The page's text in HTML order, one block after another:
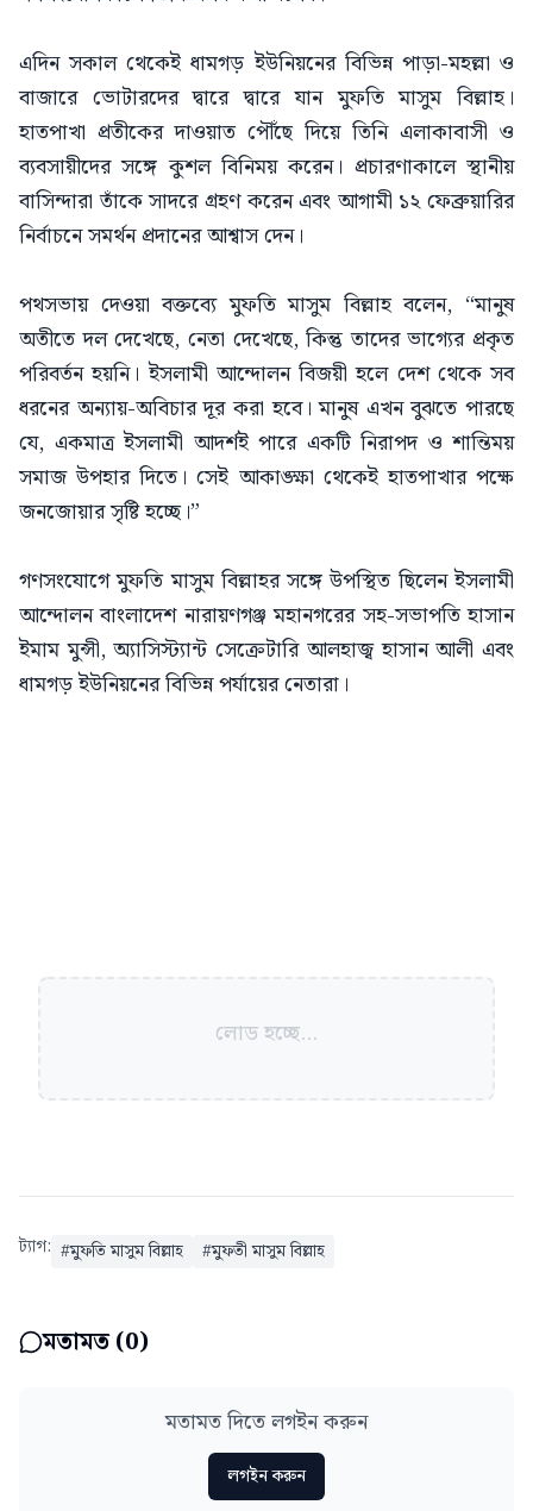
এদিন সকাল থেকেই ধামগড় ইউনিয়নের বিভিন্ন পাড়া-মহল্লা ও
বাজারে ভোটারদের দ্বারে দ্বারে যান মুফতি মাসুম বিল্লাহ।
হাতপাখা প্রতীকের দাওয়াত পৌঁছে দিয়ে তিনি এলাকাবাসী ও
ব্যবসায়ীদের সঙ্গে কুশল বিনিময় করেন। প্রচারণাকালে স্থানীয়
বাসিন্দারা তাঁকে সাদরে গ্রহণ করেন এবং আগামী ১২ ফেব্রুয়ারির
নির্বাচনে সমর্থন প্রদানের আশ্বাস দেন।
পথসভায় দেওয়া বক্তব্যে মুফতি মাসুম বিল্লাহ বলেন, “মানুষ
অতীতে দল দেখেছে, নেতা দেখেছে, কিন্তু তাদের ভাগ্যের প্রকৃত
পরিবর্তন হয়নি। ইসলামী আন্দোলন বিজয়ী হলে দেশ থেকে সব
ধরনের অন্যায়-অবিচার দূর করা হবে। মানুষ এখন বুঝতে পারছে
যে, একমাত্র ইসলামী আদর্শই পারে একটি নিরাপদ ও শান্তিময়
সমাজ উপহার দিতে। সেই আকাঙ্ক্ষা থেকেই হাতপাখার পক্ষে
জনজোয়ার সৃষ্টি হচ্ছে।”
গণসংযোগে মুফতি মাসুম বিল্লাহর সঙ্গে উপস্থিত ছিলেন ইসলামী
আন্দোলন বাংলাদেশ নারায়ণগঞ্জ মহানগরের সহ-সভাপতি হাসান
ইমাম মুন্সী, অ্যাসিস্ট্যান্ট সেক্রেটারি আলহাজ্ব হাসান আলী এবং
ধামগড় ইউনিয়নের বিভিন্ন পর্যায়ের নেতারা।
লোড হচ্ছে...
ট্যাগ: #মুফতি মাসুম বিল্লাহ #মুফতী মাসুম বিল্লাহ
মতামত (0)
মতামত দিতে লগইন করুন
লগইন করুন